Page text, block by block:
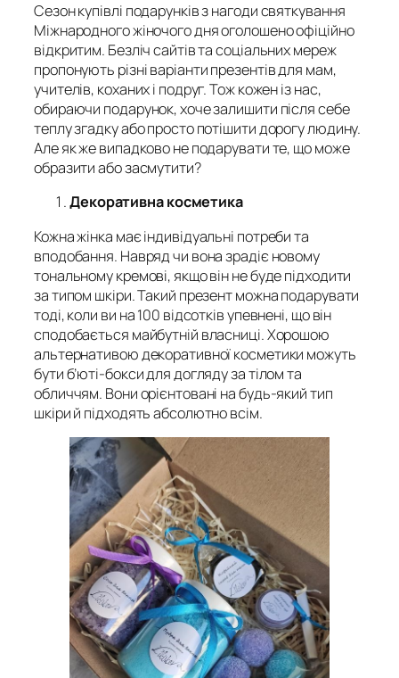
Сезон купівлі подарунків з нагоди святкування
Міжнародного жіночого дня оголошено офіційно
відкритим. Безліч сайтів та соціальних мереж
пропонують різні варіанти презентів для мам,
учителів, коханих і подруг. Тож кожен із нас,
обираючи подарунок, хоче залишити після себе
теплу згадку або просто потішити дорогу людину.
Але як же випадково не подарувати те, що може
образити або засмутити?
Декоративна косметика
Кожна жінка має індивідуальні потреби та
вподобання. Навряд чи вона зрадіє новому
тональному кремові, якщо він не буде підходити
за типом шкіри. Такий презент можна подарувати
тоді, коли ви на 100 відсотків упевнені, що він
сподобається майбутній власниці. Хорошою
альтернативою декоративної косметики можуть
бути б’юті-бокси для догляду за тілом та
обличчям. Вони орієнтовані на будь-який тип
шкіри й підходять абсолютно всім.